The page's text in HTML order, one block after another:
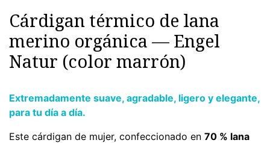
Cárdigan térmico de lana
merino orgánica — Engel
Natur (color marrón)
Extremadamente suave, agradable, ligero y elegante,
para tu día a día.
Este cárdigan de mujer, confeccionado en 70 % lana